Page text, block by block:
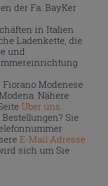
der Fa. BayKer
in Italien
Ladenkette, die
und
Modenese
Nähere
Über uns
Sie
E-Mail Adresse
sich um Sie